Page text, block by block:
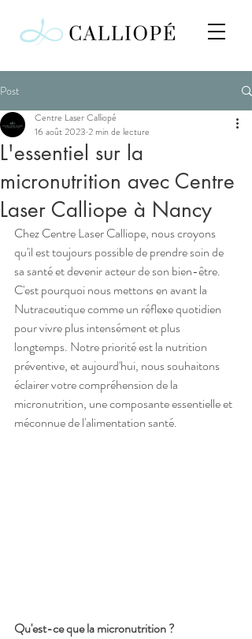
Post
L'essentiel sur la
micronutrition avec Centre
Laser Calliope à Nancy
Centre Laser Calliopé
16 août 2023 2 min de lecture
Chez Centre Laser Calliope, nous croyons
qu'il est toujours possible de prendre soin de
sa santé et devenir acteur de son bien-être.
C'est pourquoi nous mettons en avant la
Nutraceutique comme un réflexe quotidien
pour vivre plus intensément et plus
longtemps. Notre priorité est la nutrition
préventive, et aujourd'hui, nous souhaitons
éclairer votre compréhension de la
micronutrition, une composante essentielle et
méconnue de l'alimentation santé.
Qu'est-ce que la micronutrition ?